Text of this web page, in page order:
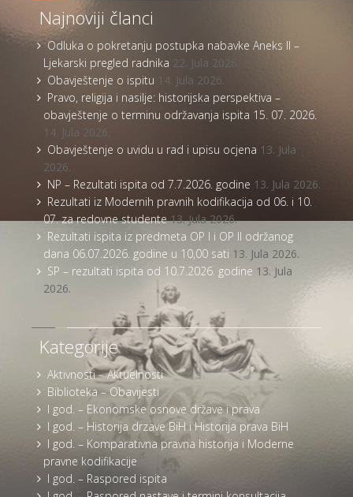
Najnoviji članci
Odluka o pokretanju postupka nabavke Aneks II –
Ljekarski pregled radnika 22. Jula 2026.
Obavještenje o ispitu 14. Jula 2026.
Pravo, religija i nasilje: historijska perspektiva –
obavještenje o terminu održavanja ispita 15. 07. 2026.
14. Jula 2026.
Obavještenje o uvidu u rad i upisu ocjena 13. Jula
2026.
NP – Rezultati ispita od 7.7.2026. godine 13. Jula 2026.
Rezultati iz Modernih pravnih kodifikacija od 06. i 10.
07. za redovne studente 13. Jula 2026.
Rezultati ispita iz predmeta OP I i OP II održanog
dana 06.07.2026. godine u 10,00 sati 13. Jula 2026.
SP – rezultati ispita od 10.7.2026. godine 13. Jula
2026.
Kategorije
Aktivnosti – Aktuelnosti
Biblioteka – Obavijesti
I god. – Ekonomske osnove države i prava
I god. – Historija drzave BiH i Historija prava BiH
I god. – Komparativna pravna historija i Moderne
pravne kodifikacije
I god. – Raspored ispita